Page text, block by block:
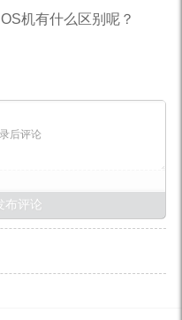
机有什么区别呢？
后评论